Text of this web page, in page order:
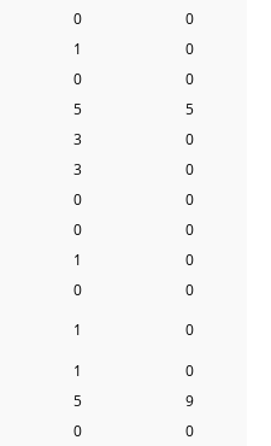
0
0
1
0
0
0
5
5
3
0
3
0
0
0
0
0
1
0
0
0
1
0
1
0
5
9
0
0